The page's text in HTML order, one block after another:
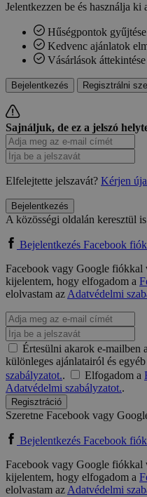
Jelentkezzen be és használja
Hűségpontok gyűjtése
Kedvenc ajánlatok
Vásárlások áttekintése
Bejelentkezés Regisztrálni
Sajnáljuk, de ez a jelszó
Elfelejtette jelszavát? Kérjen
Bejelentkezés
A közösségi oldalán keresztül
Bejelentkezés Facebook
Facebook vagy Google fiókkal
kijelentem, hogy elfogadom a
elolvastam azAdatvédelmi
Értesülni akarok e-mailben
különleges ajánlatairól és
szabályzatot.. Elfogadom a
Adatvédelmi szabályzatot..
Regisztráció
Szeretne Facebook vagy
Bejelentkezés Facebook
Facebook vagy Google fiókkal
kijelentem, hogy elfogadom a
elolvastam azAdatvédelmi